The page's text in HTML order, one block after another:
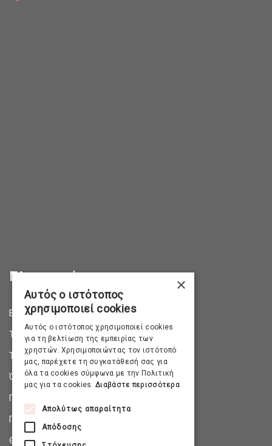
Πληροφορίες
Επικοινωνία
Τρόποι Αποστολής
Τρόποι Πληρωμής
Όροι & Προϋποθέσεις
Πολιτική Απορρήτου
Πολιτική Επιστροφών
Θέσεις Εργασίας
×
Αυτός ο ιστότοπος
χρησιμοποιεί cookies
Αυτός ο ιστότοπος χρησιμοποιεί cookies
για τη βελτίωση της εμπειρίας των
χρηστών. Χρησιμοποιώντας τον ιστότοπό
μας, παρέχετε τη συγκατάθεσή σας για
όλα τα cookies σύμφωνα με την Πολιτική
μας για τα cookies. Διαβάστε περισσότερα
Απολύτως απαραίτητα
Απόδοσης